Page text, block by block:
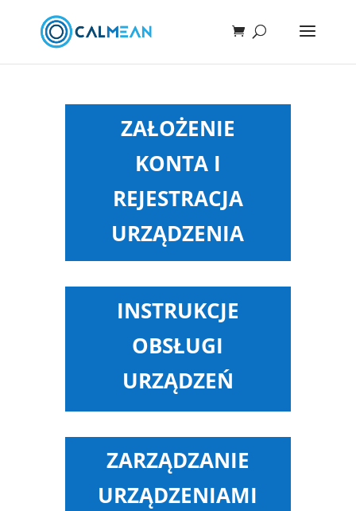
ZAŁOŻENIE
KONTA I
REJESTRACJA
URZĄDZENIA
INSTRUKCJE
OBSŁUGI
URZĄDZEŃ
ZARZĄDZANIE
URZĄDZENIAMI